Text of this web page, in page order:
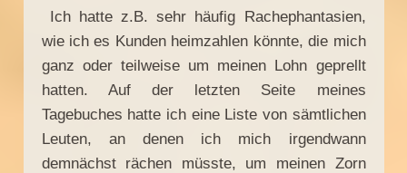
Ich hatte z.B. sehr häufig Rachephantasien,
wie ich es Kunden heimzahlen könnte, die mich
ganz oder teilweise um meinen Lohn geprellt
hatten. Auf der letzten Seite meines
Tagebuches hatte ich eine Liste von sämtlichen
Leuten, an denen ich mich irgendwann
demnächst rächen müsste, um meinen Zorn